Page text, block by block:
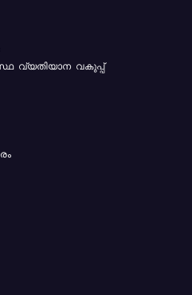
വ്യതിയാന വകുപ്പ്